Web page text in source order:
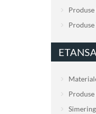
Produse